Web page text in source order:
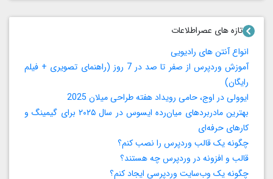
تازه های عصراطلاعات
انواع آنتن های رادیویی
آموزش وردپرس از صفر تا صد در 7 روز (راهنمای تصویری + فیلم
رایگان)
ایوولی در اوج، حامی رویداد هفته طراحی میلان 2025
بهترین مادربردهای میان‌رده ایسوس در سال ۲۰۲۵ برای گیمینگ و
کارهای حرفه‌ای
چگونه یک قالب وردپرس را نصب کنم؟
قالب و افزونه در وردپرس چه هستند؟
چگونه یک وب‌سایت وردپرسی ایجاد کنم؟